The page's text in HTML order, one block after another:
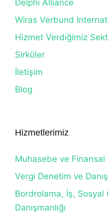
Delphi Alliance
Wiras Verbund
Hizmet Verdiğimiz
Sirküler
İletişim
Blog
Hizmetlerimiz
Muhasebe ve
Vergi Denetim ve
Bordrolama, İş, Sosyal
Danışmanlığı